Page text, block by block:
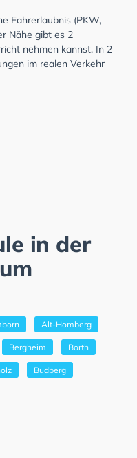
Fahrerlaubnis (PKW,
Nähe gibt es 2
nehmen kannst. In 2
im realen Verkehr
in der
Alt-Homberg
Bergheim Borth
Budberg